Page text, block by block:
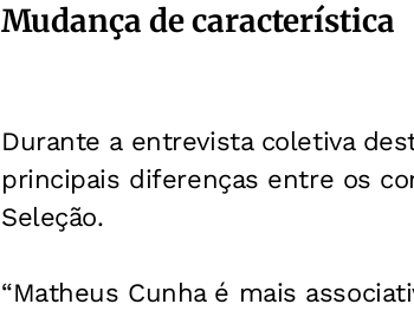
Mudança de característica
Durante a entrevista coletiva
principais diferenças entre os
Seleção.
“Matheus Cunha é mais